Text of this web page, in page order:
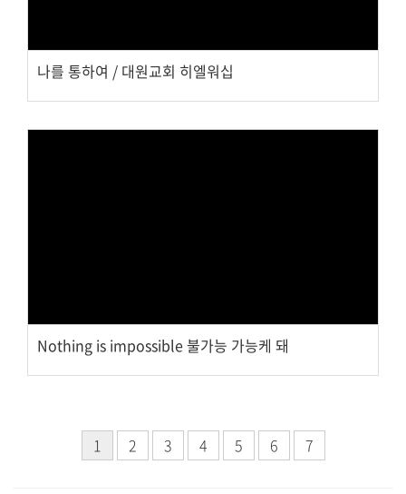
나를 통하여 / 대원교회 히엘워십
Nothing is impossible 불가능 가능케 돼
1 2 3 4 5 6 7